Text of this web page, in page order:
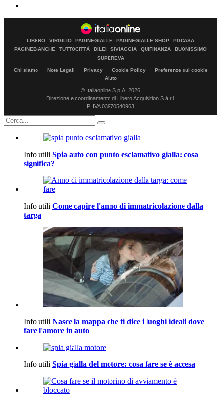
LIBERO VIRGILIO PAGINEGIALLE PAGINEGIALLE SHOP
PGCASA
PAGINEBIANCHE
TUTTOCITTÀ DILEI SIVIAGGIA QUIFINANZA
BUONISSIMO
SUPEREVA
Chi siamo Note Legali Privacy Cookie Policy
Preferenze sui cookie
Aiuto
© Italiaonline S.p.A. 2026
Direzione e coordinamento di Libero Acquisition S.á r.l.
P. IVA 03970540963
Info utili Spia auto con punto esclamativo gialla: cosa
significa?
Info utili Come capire l'anno di immatricolazione dalla
targa
Info utili Nasce la mappa che ti dice i luoghi ideali dove
fare l'amore in auto
Info utili Spia gialla del motore: cosa fare se è accesa